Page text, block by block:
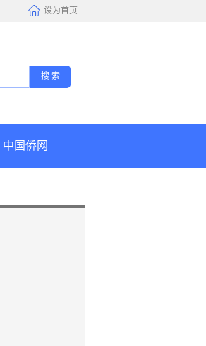
设为首页
搜 索
中国侨网